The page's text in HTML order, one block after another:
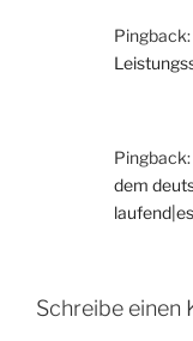
Pingback:
Pingback:
dem
Schreibe einen